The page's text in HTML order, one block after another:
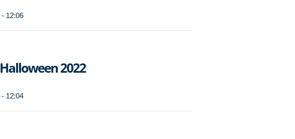
12:06
2022
12:04